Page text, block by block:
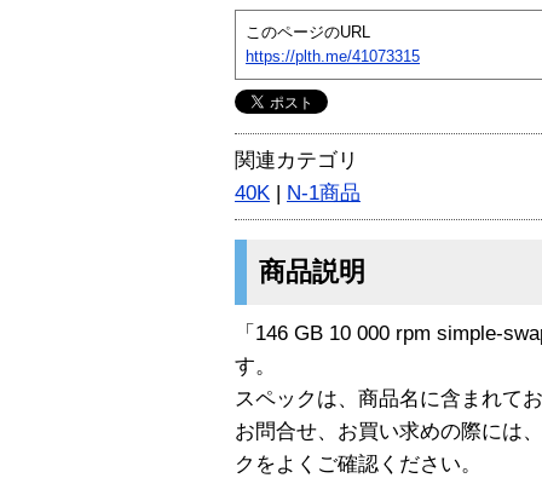
このページのURL
https://plth.me/41073315
関連カテゴリ
40K | N-1商品
商品説明
「146 GB 10 000 rpm simple-
す。
スペックは、商品名に含まれて
お問合せ、お買い求めの際には
クをよくご確認ください。